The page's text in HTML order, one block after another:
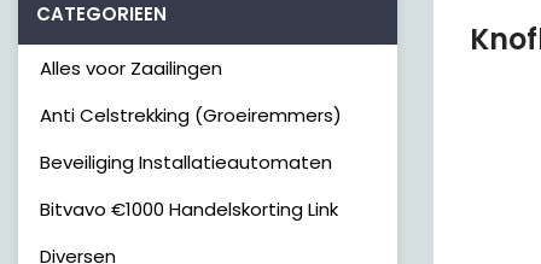
CATEGORIEEN
Alles voor Zaailingen
Anti Celstrekking (Groeiremmers)
Beveiliging Installatieautomaten
Bitvavo €1000 Handelskorting Link
Diversen